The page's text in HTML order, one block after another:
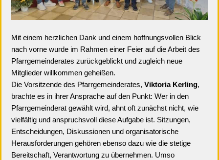
Mit einem herzlichen Dank und einem hoffnungsvollen Blick
nach vorne wurde im Rahmen einer Feier auf die Arbeit des
Pfarrgemeinderates zurückgeblickt und zugleich neue
Mitglieder willkommen geheißen.
Die Vorsitzende des Pfarrgemeinderates, Viktoria Kerling,
brachte es in ihrer Ansprache auf den Punkt: Wer in den
Pfarrgemeinderat gewählt wird, ahnt oft zunächst nicht, wie
vielfältig und anspruchsvoll diese Aufgabe ist. Sitzungen,
Entscheidungen, Diskussionen und organisatorische
Herausforderungen gehören ebenso dazu wie die stetige
Bereitschaft, Verantwortung zu übernehmen. Umso